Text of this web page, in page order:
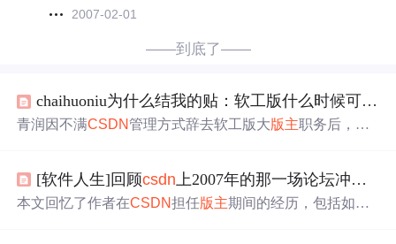
2007-02-01
——到底了——
chaihuoniu为什么结我的贴：软工版什么时候可以再任命一个大
青润因不满CSDN管理方式辞去软工版大版主职务后，该
[软件人生]回顾csdn 上2007年的那一场论坛冲突搏杀
本文回忆了作者在CSDN担任版主期间的经历，包括如何